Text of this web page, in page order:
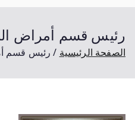
رئيس قسم أمراض
الصفحة الرئيسية رئيس قسم